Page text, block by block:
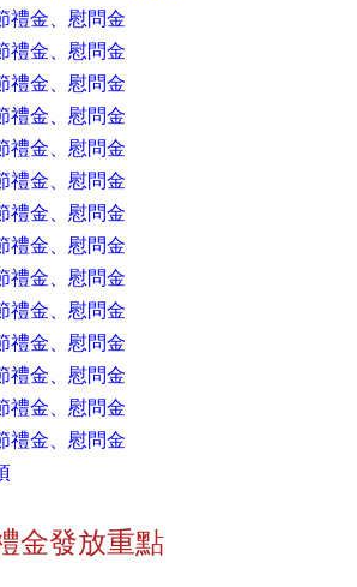
禮金、慰問金
禮金、慰問金
禮金、慰問金
禮金、慰問金
禮金、慰問金
禮金、慰問金
禮金、慰問金
禮金、慰問金
禮金、慰問金
禮金、慰問金
禮金、慰問金
禮金、慰問金
禮金、慰問金
禮金、慰問金
金發放重點